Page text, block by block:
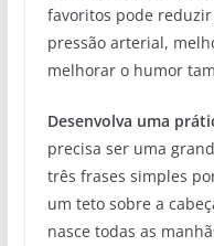
favoritos pode
pressão arterial,
melhorar o humor
Desenvolva uma
precisa ser uma
três frases simples
um teto sobre a
nasce todas as